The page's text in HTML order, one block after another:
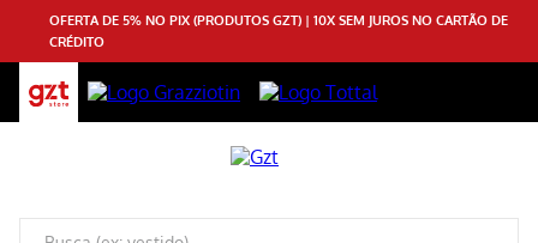
OFERTA DE 5% NO PIX (PRODUTOS GZT) | 10X SEM JUROS NO CARTÃO DE
CRÉDITO